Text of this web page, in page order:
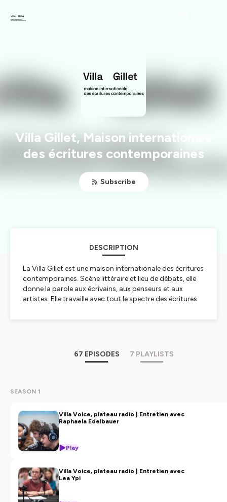
Villa Gillet, Maison internationale
des écritures contemporaines
Subscribe
DESCRIPTION
La Villa Gillet est une maison internationale des écritures
contemporaines. Scène littéraire et lieu de débats, elle
donne la parole aux écrivains, aux penseurs et aux
artistes. Elle travaille avec tout le spectre des écritures
actuellement soutenue par la Ville de Lyon, la Direction
Régionale des Affaires Culturelles Auvergne-Rhône-
confidentialite pour plus d'informations.
67 EPISODES 7 PLAYLISTS
SEASON 1
Villa Voice, plateau radio | Entretien avec
Raphaela Edelbauer
Play
Villa Voice, plateau radio | Entretien avec
Lea Ypi